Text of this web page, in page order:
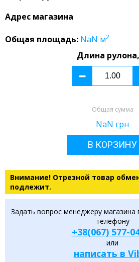
Адрес магазина
Общая площадь: NaN м2
Длина
Общая сумма
NaN грн
В КОРЗИНУ
Внимание! Отрезной товар
подлежит.
Задать вопрос менеджеру магазина
телефону
+38(067) 577-
или
написать в